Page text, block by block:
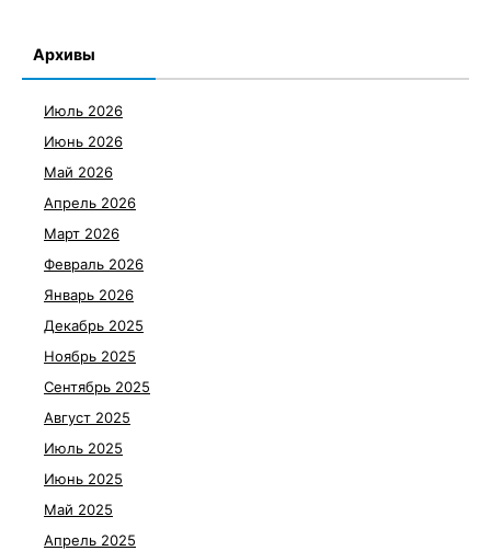
Архивы
Июль 2026
Июнь 2026
Май 2026
Апрель 2026
Март 2026
Февраль 2026
Январь 2026
Декабрь 2025
Ноябрь 2025
Сентябрь 2025
Август 2025
Июль 2025
Июнь 2025
Май 2025
Апрель 2025